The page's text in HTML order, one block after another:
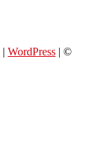
| WordPress | ©